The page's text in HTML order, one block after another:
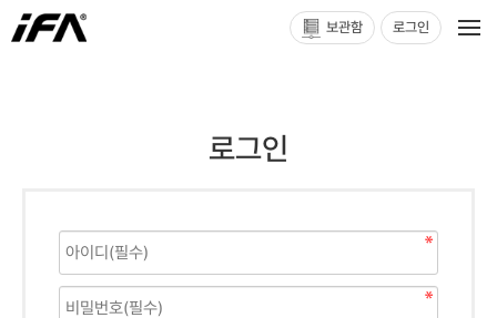
보관함 로그인
로그인